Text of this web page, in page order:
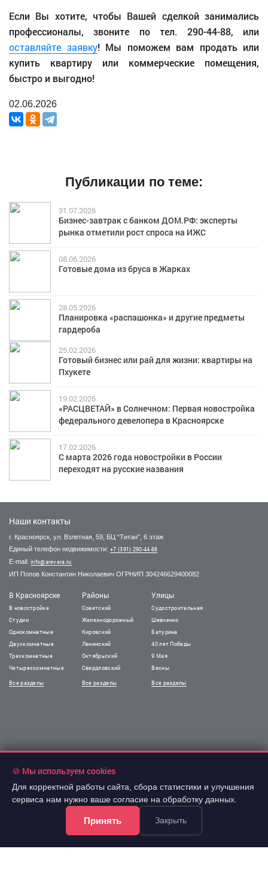
Если Вы хотите, чтобы Вашей сделкой занимались
профессионалы, звоните по тел. 290-44-88, или
оставляйте заявку! Мы поможем вам продать или
купить квартиру или коммерческие помещения,
быстро и выгодно!
02.06.2026
Публикации по теме:
31.07.2026
Бизнес-завтрак с банком ДОМ.РФ: эксперты
рынка отметили рост спроса на ИЖС
08.06.2026
Готовые дома из бруса в Жарках
28.05.2026
Планировка «распашонка» и другие предметы
гардероба
25.02.2026
Готовый бизнес или рай для жизни: квартиры на
Пхукете
19.02.2026
«РАСЦВЕТАЙ» в Солнечном: Первая новостройка
федерального девелопера в Красноярске
17.02.2026
С марта 2026 года новостройки в России
переходят на русские названия
Наши контакты
г. Красноярск, ул. Взлетная, 59, БЦ “Титан”, 6 этаж
Единый телефон недвижимости: +7 (391) 290-44-88
E-mail: info@arevera.ru
ИП Попов Константин Николаевич ОГРНИП 304246629400082
В Красноярске
В новостройке
Студии
Однокомнатные
Двухкомнатные
Трехкомнатные
Четырехкомнатные
Все разделы
Районы
Советский
Железнодорожный
Кировский
Ленинский
Октябрьский
Свердловский
Все разделы
Улицы
Судостроительная
Шевченко
Батурина
40 лет Победы
9 Мая
Весны
Все разделы
Все права защищены. При использовании
🍪 Мы используем cookies
Для корректной работы сайта, сбора статистики и улучшения
сервиса нам нужно ваше согласие на обработку данных.
Принять Закрыть